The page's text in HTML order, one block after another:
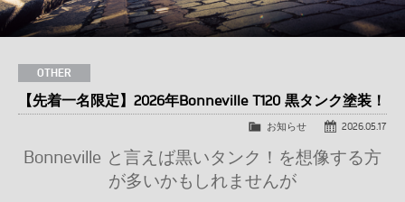
アップデート
店舗情報
採用情報
TRIUMPH OFFICIAL SITE
LINE FacebookInstagram
X
OTHER
【先着一名限定】2026年Bonneville T120 黒タンク塗装！
2026.05.17
お知らせ
Bonneville と言えば黒いタンク！を想像する方
が多いかもしれませんが